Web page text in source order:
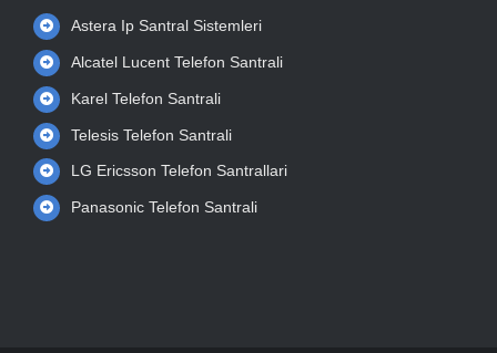
Astera Ip Santral Sistemleri
Alcatel Lucent Telefon Santrali
Karel Telefon Santrali
Telesis Telefon Santrali
LG Ericsson Telefon Santrallari
Panasonic Telefon Santrali